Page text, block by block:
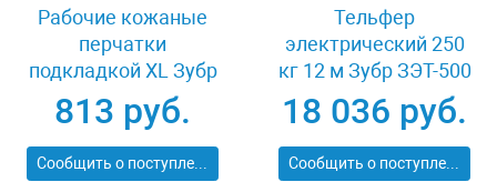
Рабочие кожаные
перчатки
подкладкой XL Зубр
МАСТЕР 1135-XL
813 руб.
Сообщить о поступлении
Тельфер
электрический 250
кг 12 м Зубр ЗЭТ-500
18 036 руб.
Сообщить о поступлении